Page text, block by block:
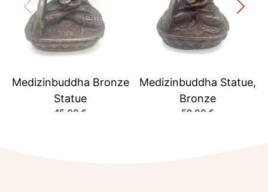
Medizinbuddha Bronze
Statue
45,00 €
Medizinbuddha Statue,
Bronze
59,00 €